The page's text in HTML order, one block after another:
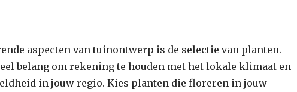
aspecten van tuinontwerp is de selectie van planten.
belang om rekening te houden met het lokale klimaat en
in jouw regio. Kies planten die floreren in jouw